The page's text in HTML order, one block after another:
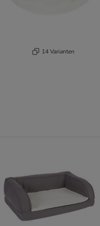
14 Varianten